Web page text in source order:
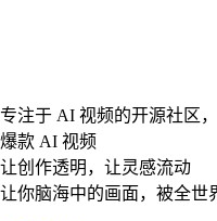
专注于 AI 视频的开源社区
爆款 AI 视频
让创作透明，让灵感流动
让你脑海中的画面，被全世